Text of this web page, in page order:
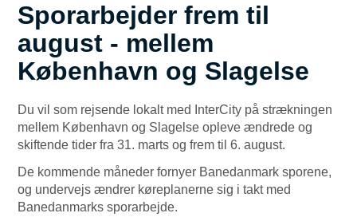
Sporarbejder frem til
august - mellem
København og Slagelse
Du vil som rejsende lokalt med InterCity på strækningen
mellem København og Slagelse opleve ændrede og
skiftende tider fra 31. marts og frem til 6. august.
De kommende måneder fornyer Banedanmark sporene,
og undervejs ændrer køreplanerne sig i takt med
Banedanmarks sporarbejde.